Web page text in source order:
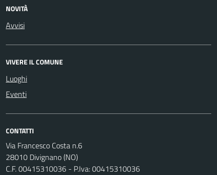
NOVITÀ
Avvisi
VIVERE IL COMUNE
Luoghi
Eventi
CONTATTI
Via Francesco Costa n.6
28010 Divignano (NO)
C.F. 00415310036 - P.Iva: 00415310036